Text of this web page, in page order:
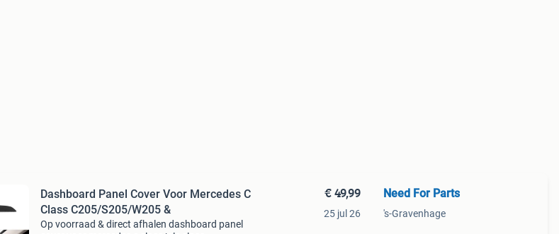
Dashboard Panel Cover Voor Mercedes C
Class C205/S205/W205 &
Op voorraad & direct afhalen dashboard panel
€ 49,99
25 jul 26
Need For Parts
's-Gravenhage